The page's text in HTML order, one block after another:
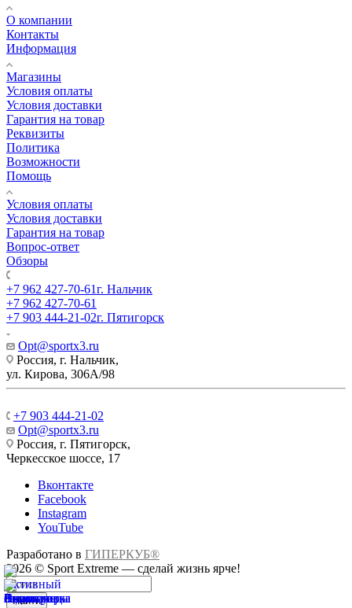
О компании
Контакты
Информация
Магазины
Условия оплаты
Условия доставки
Гарантия на товар
Реквизиты
Политика
Возможности
Помощь
Условия оплаты
Условия доставки
Гарантия на товар
Вопрос-ответ
Обзоры
+7 962 427-70-61г. Нальчик
+7 962 427-70-61
+7 903 444-21-02г. Пятигорск
Opt@sportx3.ru
Россия, г. Нальчик,
ул. Кирова, 306А/98
+7 903 444-21-02
Opt@sportx3.ru
Россия, г. Пятигорск,
Черкесское шоссе, 17
Вконтакте
Facebook
Instagram
YouTube
Разработано в ГИПЕРКУБ®
2026 © Sport Extreme — сделай жизнь ярче!
Найти